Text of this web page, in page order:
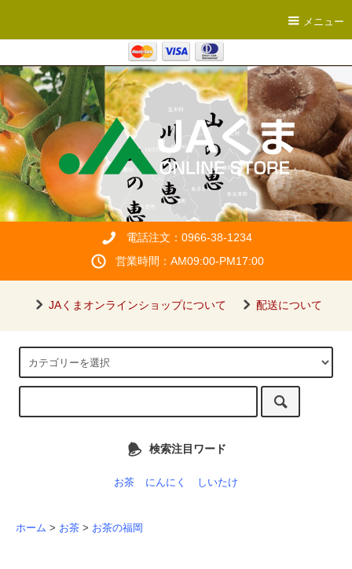
メニュー
電話注文：0966-38-1234
営業時間：AM09:00-PM17:00
JAくまオンラインショップについて 配送について
検索注目ワード
お茶 にんにく しいたけ
ホーム > お茶 > お茶の福岡